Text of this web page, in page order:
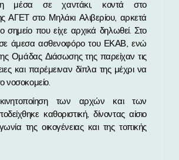
μέσα σε χαντάκι, κοντά στο
ΑΓΕΤ στο Μηλάκι Αλιβερίου, αρκετά
σημείο που είχε αρχικά δηλωθεί. Στο
άμεσα ασθενοφόρο του ΕΚΑΒ, ενώ
Ομάδας Διάσωσης της παρείχαν τις
και παρέμειναν δίπλα της μέχρι να
νοσοκομείο.
των αρχών και των
καθοριστική, δίνοντας αίσιο
της οικογένειας και της τοπικής